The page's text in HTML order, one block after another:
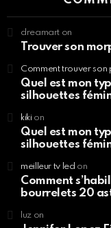
dreamart on
Trouver son
Comment trouver son
Quel est mon
silhouettes
kikion
Quel est mon
silhouettes
meilleur tv led on
Comment
bourrelets 20
luzon